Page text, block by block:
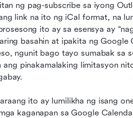
ng pag-subscribe sa iyong
link na ito ng iCal format, na
ito ay sa esensya ay
basahin at ipakita ng Google
ngunit bago tayo sumabak sa
ang pinakamalaking limitasyon
ito ay lumilikha ng isang
kaganapan sa Google